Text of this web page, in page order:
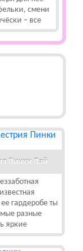
смени
– все
Пинки Пай
гардеробе ты
разные
яркие